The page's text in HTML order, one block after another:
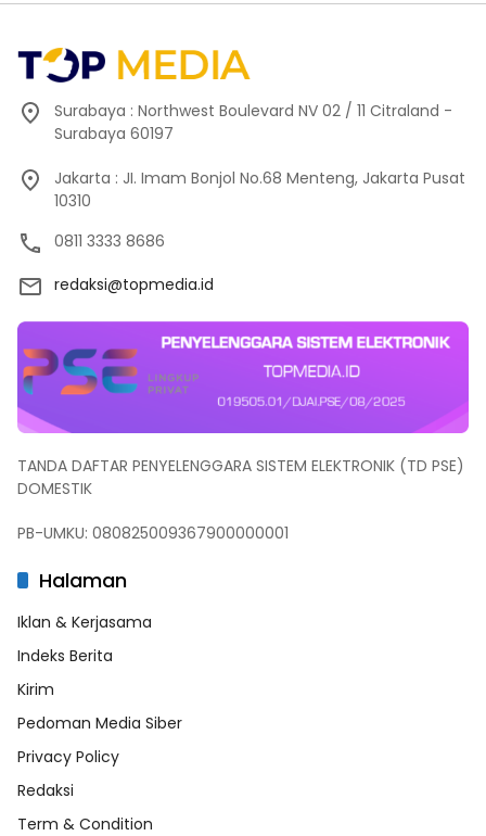
Surabaya : Northwest Boulevard NV 02 / 11 Citraland -
Surabaya 60197
Jakarta : JI. Imam Bonjol No.68 Menteng, Jakarta Pusat
10310
0811 3333 8686
redaksi@topmedia.id
TANDA DAFTAR PENYELENGGARA SISTEM ELEKTRONIK (TD PSE)
DOMESTIK
PB-UMKU: 080825009367900000001
Halaman
Iklan & Kerjasama
Indeks Berita
Kirim
Pedoman Media Siber
Privacy Policy
Redaksi
Term & Condition